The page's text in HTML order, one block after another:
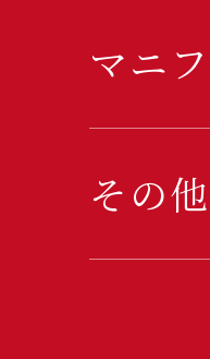
マニ
その他